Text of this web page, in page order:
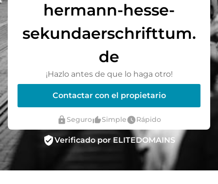
hermann-hesse-
sekundaerschrifttum.
de
¡Hazlo antes de que lo haga otro!
Contactar con el propietario
lock Segurothumb_up_altSimplewatch_laterRápido
verified_userVerificado por ELITEDOMAINS